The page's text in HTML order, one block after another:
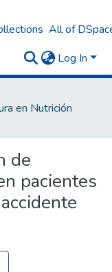
All of
Log In
en Nutrición
de
pacientes